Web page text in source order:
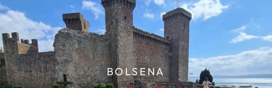
BOLSENA